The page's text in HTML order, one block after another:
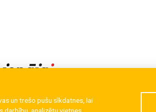
un trešo pušu sīkdatnes, lai